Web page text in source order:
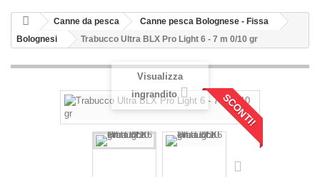
Canne da pesca
Canne pesca Bolognese - Fissa
Bolognesi
Trabucco Ultra BLX Pro Light 6 - 7 m 0/10 gr
SCONTI!
Visualizza
ingrandito